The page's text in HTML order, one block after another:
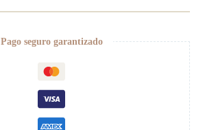
Pago seguro garantizado